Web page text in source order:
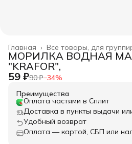
Все товары, для
Главная ›
МОРИЛКА ВОДНАЯ
"KRAFOR",
59 ₽90 ₽−34%
Преимущества
Оплата частями в Сплит
Доставка в пункты выдачи
Удобный возврат
Оплата — картой, СБП или